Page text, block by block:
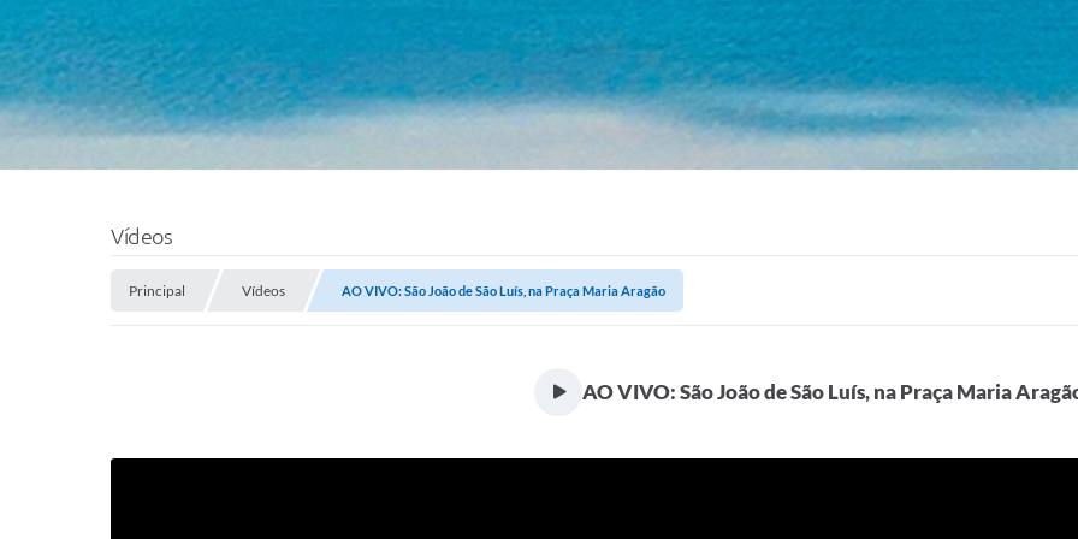
Vídeos
Principal Vídeos AO VIVO: São João de São Luís, na Praça Maria Aragão
AO VIVO: São João de São Luís, na Praça Maria